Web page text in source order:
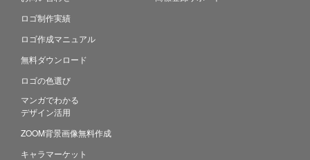
ロゴ制作実績
ロゴ作成マニュアル
無料ダウンロード
ロゴの色選び
マンガでわかる
デザイン活用
ZOOM背景画像無料作成
キャラマーケット